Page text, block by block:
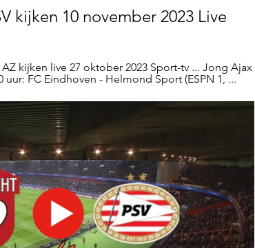
kijken 10 november 2023 Live
kijken live 27 oktober 2023 Sport-tv ... Jong Ajax
uur: FC Eindhoven - Helmond Sport (ESPN 1, ...